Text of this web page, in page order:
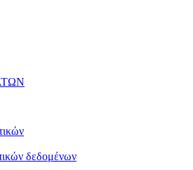
δεδομένων